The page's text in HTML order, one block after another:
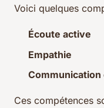
Voici quelques
Écoute active
Empathie
Communication
Ces compétences